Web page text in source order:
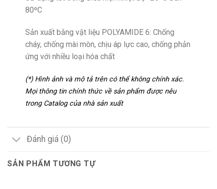
80ºC
Sản xuất bằng vật liệu POLYAMIDE 6: Chống
cháy, chống mài mòn, chịu áp lực cao, chống phản
ứng với nhiều loại hóa chất
(*) Hình ảnh và mô tả trên có thể không chính xác.
Mọi thông tin chính thức về sản phẩm được nêu
trong Catalog của nhà sản xuất
Đánh giá (0)
SẢN PHẨM TƯƠNG TỰ